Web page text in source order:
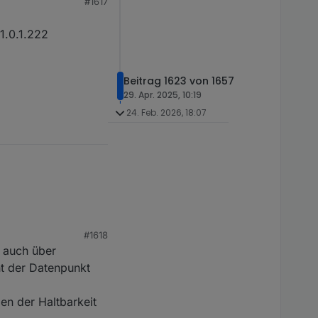
über dieses Script
0 schedules, 0 messages, 0 logs and 0
Ecoflow MQTT-Broker
0
PS:[PowerStream] : 0
PS): 10
0
#1618
über
der Datenpunkt
der Haltbarkeit
Beitrag 1623 von 1657
29. Apr. 2025, 10:19
24. Feb. 2026, 18:07